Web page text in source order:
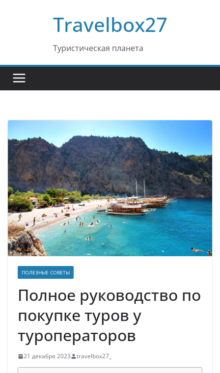
Travelbox27
Туристическая планета
ПОЛЕЗНЫЕ СОВЕТЫ
Полное руководство по
покупке туров у
туроператоров
21 декабря 2023 travelbox27_